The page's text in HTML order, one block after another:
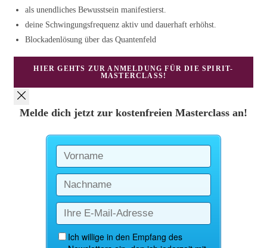
als unendliches Bewusstsein manifestierst.
deine Schwingungsfrequenz aktiv und dauerhaft erhöhst.
Blockadenlösung über das Quantenfeld
HIER GEHTS ZUR ANMELDUNG FÜR DIE SPIRIT-
MASTERCLASS!
Melde dich jetzt zur kostenfreien Masterclass an!